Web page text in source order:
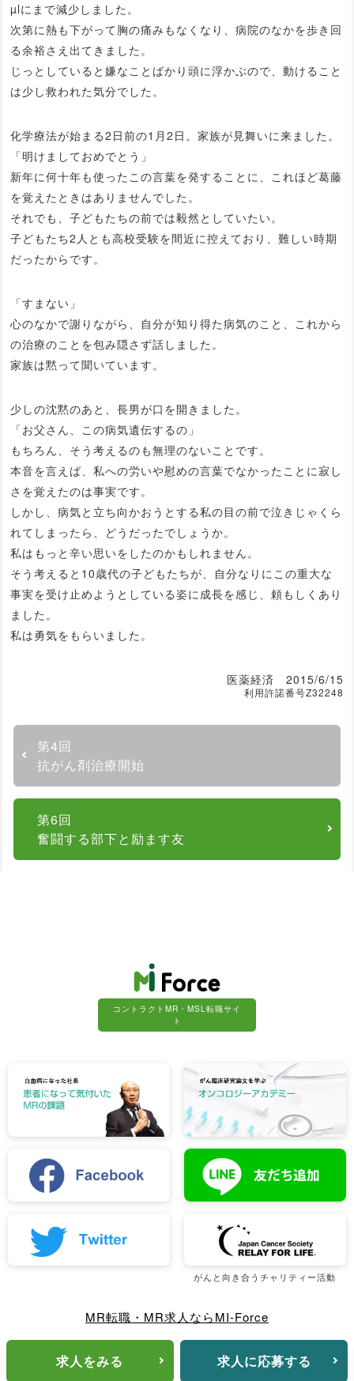
µlにまで減少しました。
次第に熱も下がって胸の痛みもなくなり、病院のなかを歩き回
る余裕さえ出てきました。
じっとしていると嫌なことばかり頭に浮かぶので、動けること
は少し救われた気分でした。
化学療法が始まる2日前の1月2日。家族が見舞いに来ました。
「明けましておめでとう」
新年に何十年も使ったこの言葉を発することに、これほど葛藤
を覚えたときはありませんでした。
それでも、子どもたちの前では毅然としていたい。
子どもたち2人とも高校受験を間近に控えており、難しい時期
だったからです。
「すまない」
心のなかで謝りながら、自分が知り得た病気のこと、これから
の治療のことを包み隠さず話しました。
家族は黙って聞いています。
少しの沈黙のあと、長男が口を開きました。
「お父さん、この病気遺伝するの」
もちろん、そう考えるのも無理のないことです。
本音を言えば、私への労いや慰めの言葉でなかったことに寂し
さを覚えたのは事実です。
しかし、病気と立ち向かおうとする私の目の前で泣きじゃくら
れてしまったら、どうだったでしょうか。
私はもっと辛い思いをしたのかもしれません。
そう考えると10歳代の子どもたちが、自分なりにこの重大な
事実を受け止めようとしている姿に成長を感じ、頼もしくあり
ました。
私は勇気をもらいました。
医薬経済 2015/6/15
利用許諾番号Z32248
第4回
抗がん剤治療開始
第6回
奮闘する部下と励ます友
コントラクトMR・MSL転職サイ
ト
がんと向き合うチャリティー活動
MR転職・MR求人ならMI-Force
© 2022 - 2026 MI-Force, Inc.
求人をみる 求人に応募する